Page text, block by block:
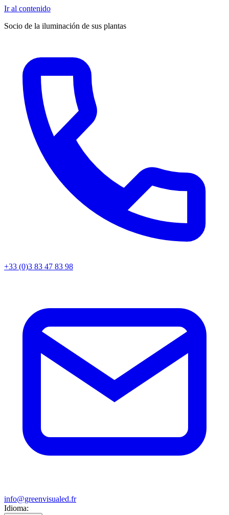
Ir al contenido
Socio de la iluminación de sus plantas
+33 (0)3 83 47 83 98
info@greenvisualed.fr
Idioma: